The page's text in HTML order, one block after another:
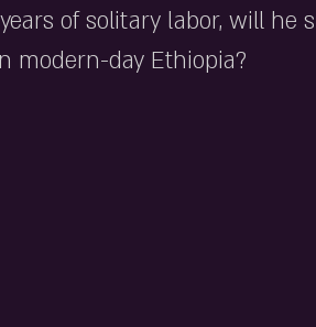
of solitary labor, will he
modern-day Ethiopia?